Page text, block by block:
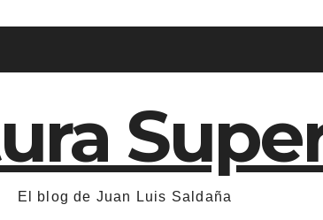
El blog de Juan Luis Saldaña